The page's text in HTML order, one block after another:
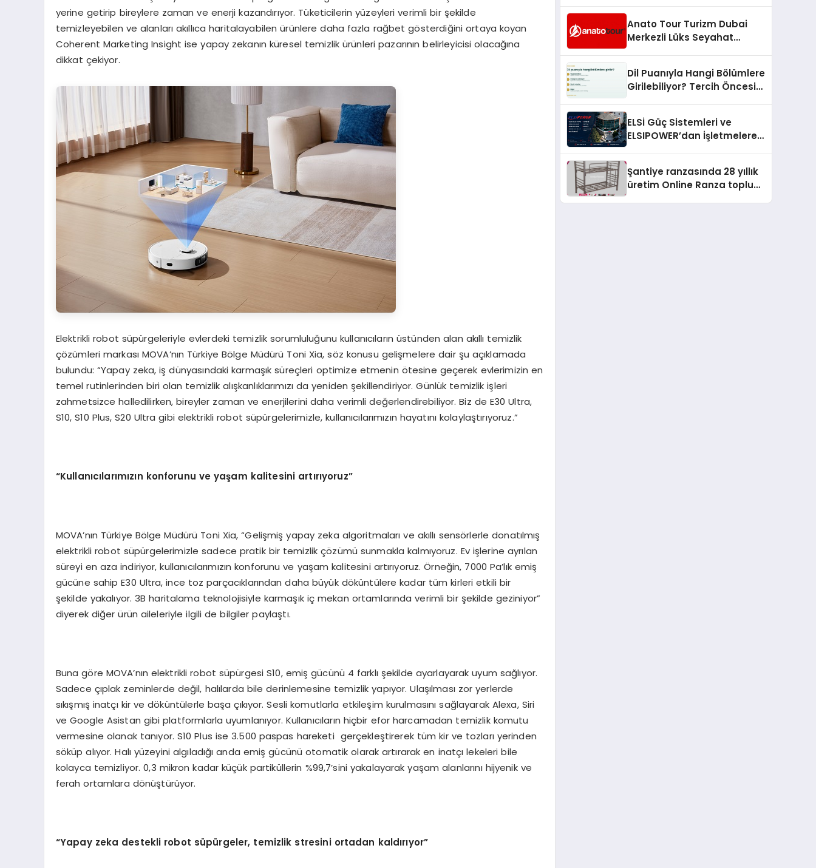
yerine getirip bireylere zaman ve enerji kazandırıyor. Tüketicilerin yüzeyleri verimli bir şekilde
temizleyebilen ve alanları akıllıca haritalayabilen ürünlere daha fazla rağbet gösterdiğini ortaya koyan
Coherent Marketing Insight ise yapay zekanın küresel temizlik ürünleri pazarının belirleyicisi olacağına
dikkat çekiyor.
Elektrikli robot süpürgeleriyle evlerdeki temizlik sorumluluğunu kullanıcıların üstünden alan akıllı temizlik
çözümleri markası MOVA’nın Türkiye Bölge Müdürü Toni Xia, söz konusu gelişmelere dair şu açıklamada
bulundu: “Yapay zeka, iş dünyasındaki karmaşık süreçleri optimize etmenin ötesine geçerek evlerimizin en
temel rutinlerinden biri olan temizlik alışkanlıklarımızı da yeniden şekillendiriyor. Günlük temizlik işleri
zahmetsizce halledilirken, bireyler zaman ve enerjilerini daha verimli değerlendirebiliyor. Biz de E30 Ultra,
S10, S10 Plus, S20 Ultra gibi elektrikli robot süpürgelerimizle, kullanıcılarımızın hayatını kolaylaştırıyoruz.”
“Kullanıcılarımızın konforunu ve yaşam kalitesini artırıyoruz”
MOVA’nın Türkiye Bölge Müdürü Toni Xia, “Gelişmiş yapay zeka algoritmaları ve akıllı sensörlerle donatılmış
elektrikli robot süpürgelerimizle sadece pratik bir temizlik çözümü sunmakla kalmıyoruz. Ev işlerine ayrılan
süreyi en aza indiriyor, kullanıcılarımızın konforunu ve yaşam kalitesini artırıyoruz. Örneğin, 7000 Pa’lık emiş
gücüne sahip E30 Ultra, ince toz parçacıklarından daha büyük döküntülere kadar tüm kirleri etkili bir
şekilde yakalıyor. 3B haritalama teknolojisiyle karmaşık iç mekan ortamlarında verimli bir şekilde geziniyor”
diyerek diğer ürün aileleriyle ilgili de bilgiler paylaştı.
Buna göre MOVA’nın elektrikli robot süpürgesi S10, emiş gücünü 4 farklı şekilde ayarlayarak uyum sağlıyor.
Sadece çıplak zeminlerde değil, halılarda bile derinlemesine temizlik yapıyor. Ulaşılması zor yerlerde
sıkışmış inatçı kir ve döküntülerle başa çıkıyor. Sesli komutlarla etkileşim kurulmasını sağlayarak Alexa, Siri
ve Google Asistan gibi platformlarla uyumlanıyor. Kullanıcıların hiçbir efor harcamadan temizlik komutu
vermesine olanak tanıyor. S10 Plus ise 3.500 paspas hareketi gerçekleştirerek tüm kir ve tozları yerinden
söküp alıyor. Halı yüzeyini algıladığı anda emiş gücünü otomatik olarak artırarak en inatçı lekeleri bile
kolayca temizliyor. 0,3 mikron kadar küçük partiküllerin %99,7’sini yakalayarak yaşam alanlarını hijyenik ve
ferah ortamlara dönüştürüyor.
“Yapay zeka destekli robot süpürgeler, temizlik stresini ortadan kaldırıyor”
Anato Tour Turizm Dubai
Merkezli Lüks Seyahat
Dil Puanıyla Hangi Bölümlere
Girilebiliyor? Tercih Öncesi
ELSİ Güç Sistemleri ve
ELSIPOWER’dan İşletmelere
Şantiye ranzasında 28 yıllık
üretim Online Ranza toplu